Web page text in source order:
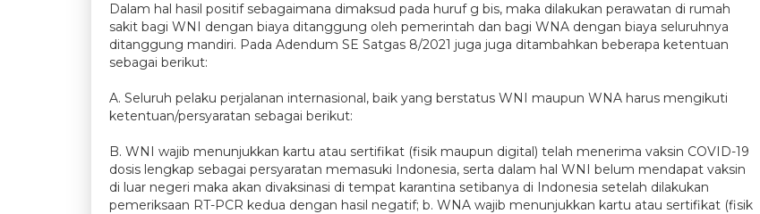
Dalam hal hasil positif sebagaimana dimaksud pada huruf g bis, maka dilakukan perawatan di rumah
sakit bagi WNI dengan biaya ditanggung oleh pemerintah dan bagi WNA dengan biaya seluruhnya
ditanggung mandiri. Pada Adendum SE Satgas 8/2021 juga juga ditambahkan beberapa ketentuan
sebagai berikut:
A. Seluruh pelaku perjalanan internasional, baik yang berstatus WNI maupun WNA harus mengikuti
ketentuan/persyaratan sebagai berikut:
B. WNI wajib menunjukkan kartu atau sertifikat (fisik maupun digital) telah menerima vaksin COVID-19
dosis lengkap sebagai persyaratan memasuki Indonesia, serta dalam hal WNI belum mendapat vaksin
di luar negeri maka akan divaksinasi di tempat karantina setibanya di Indonesia setelah dilakukan
pemeriksaan RT­-PCR kedua dengan hasil negatif; b. WNA wajib menunjukkan kartu atau sertifikat (fisik